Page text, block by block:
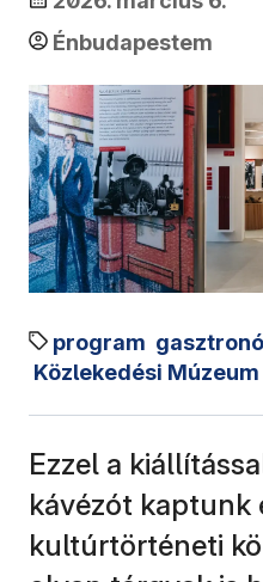
Énbudapestem
program
Közlekedési Múzeum
Ezzel a
kávézót kaptunk
kultúrtörténeti